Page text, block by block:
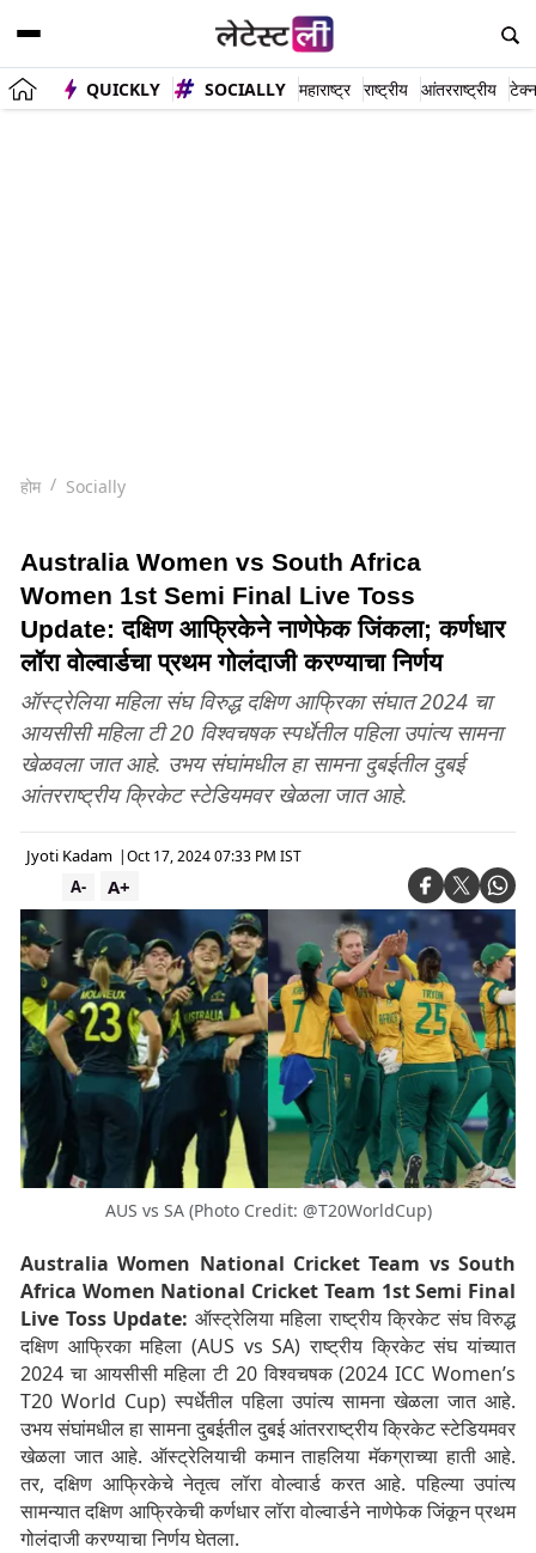
QUICKLY SOCIALLY महाराष्ट्र राष्ट्रीय आंतरराष्ट्रीय
होम Socially
Australia Women vs South Africa
Women 1st Semi Final Live Toss
Update: दक्षिण आफ्रिकेने नाणेफेक जिंकला; कर्णधार
लॉरा वोल्वार्डचा प्रथम गोलंदाजी करण्याचा निर्णय
ऑस्ट्रेलिया महिला संघ विरुद्ध दक्षिण आफ्रिका संघात 2024 चा
आयसीसी महिला टी 20 विश्वचषक स्पर्धेतील पहिला उपांत्य सामना
खेळवला जात आहे. उभय संघांमधील हा सामना दुबईतील दुबई
आंतरराष्ट्रीय क्रिकेट स्टेडियमवर खेळला जात आहे.
Jyoti Kadam |Oct 17, 2024 07:33 PM IST
A+
A-
AUS vs SA (Photo Credit: @T20WorldCup)
Australia Women National Cricket Team vs South
Africa Women National Cricket Team 1st Semi Final
Live Toss Update: ऑस्ट्रेलिया महिला राष्ट्रीय क्रिकेट संघ विरुद्ध
दक्षिण आफ्रिका महिला (AUS vs SA) राष्ट्रीय क्रिकेट संघ यांच्यात
2024 चा आयसीसी महिला टी 20 विश्वचषक (2024 ICC Women’s
T20 World Cup) स्पर्धेतील पहिला उपांत्य सामना खेळला जात आहे.
उभय संघांमधील हा सामना दुबईतील दुबई आंतरराष्ट्रीय क्रिकेट स्टेडियमवर
खेळला जात आहे. ऑस्ट्रेलियाची कमान ताहलिया मॅकग्राच्या हाती आहे.
तर, दक्षिण आफ्रिकेचे नेतृत्व लॉरा वोल्वार्ड करत आहे. पहिल्या उपांत्य
सामन्यात दक्षिण आफ्रिकेची कर्णधार लॉरा वोल्वार्डने नाणेफेक जिंकून प्रथम
गोलंदाजी करण्याचा निर्णय घेतला.